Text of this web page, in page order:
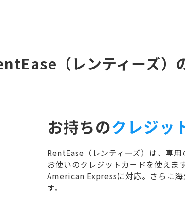
（レンティーズ）
お持ちのクレジッ
RentEase（レンティーズ）は、専
お使いのクレジットカードを使えま
American Expressに対応。さらに
す。